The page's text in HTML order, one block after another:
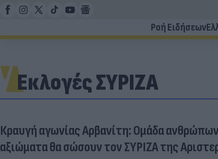
Ροή Ειδήσεων
Εκλογές ΣΥΡΙΖΑ
Κραυγή αγωνίας Αρβανίτη: Ομάδα
αξιώματα θα σώσουν τον ΣΥΡΙΖΑ της